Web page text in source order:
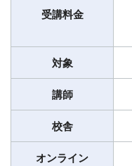
受講料金
対象
講師
校舎
オンライン